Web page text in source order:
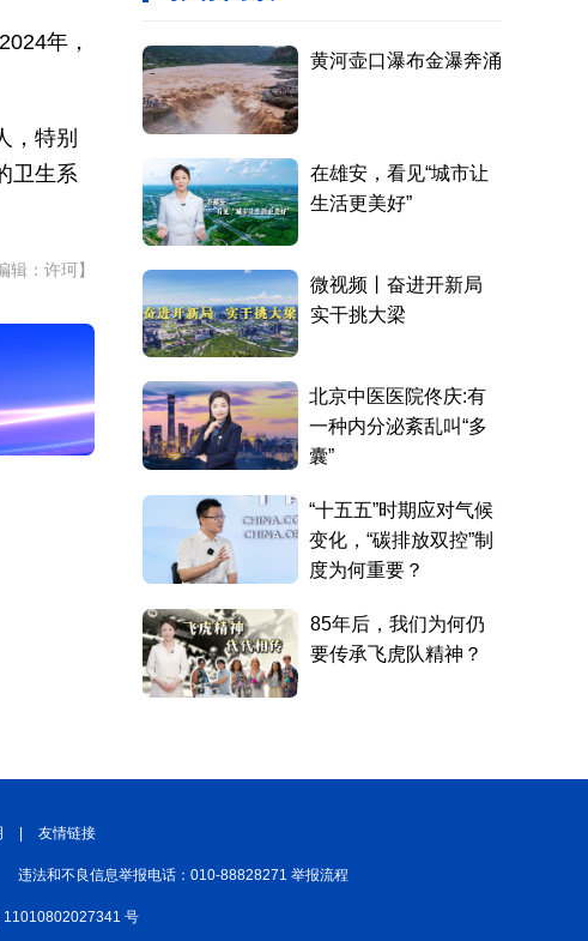
年，
，特别
卫生系
辑：许珂】
友情链接
违法和不良信息举报电话：010-88828271 举报流程
11010802027341 号